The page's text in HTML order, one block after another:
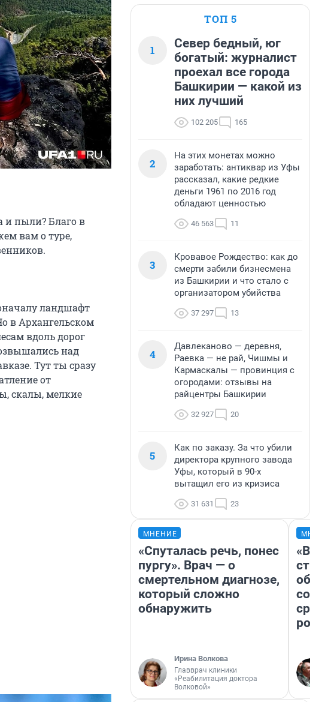
и пыли? Благо в
вам о туре,
ландшафт
в Архангельском
вдоль дорог
над
Тут ты сразу
от
скалы, мелкие
ТОП 5
1
Север бедный, юг
богатый: журналист
проехал все города
Башкирии — какой из
них лучший
102 205 165
2
На этих монетах можно
заработать: антиквар из Уфы
рассказал, какие редкие
деньги 1961 по 2016 год
обладают ценностью
46 563 11
3
Кровавое Рождество: как до
смерти забили бизнесмена
из Башкирии и что стало с
организатором убийства
37 297 13
4
Давлеканово — деревня,
Раевка — не рай, Чишмы и
Кармаскалы — провинция с
огородами: отзывы на
райцентры Башкирии
32 927 20
5
Как по заказу. За что убили
директора крупного завода
Уфы, который в 90-х
вытащил его из кризиса
31 631 23
МНЕНИЕ
«Спуталась речь, понес
пургу». Врач — о
смертельном диагнозе,
который сложно
обнаружить
Ирина Волкова
Главврач клиники
«Реабилитация доктора
Волковой»
«В